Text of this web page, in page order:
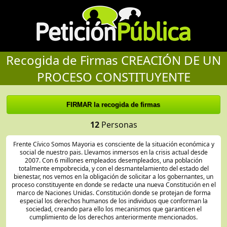
Recogida de Firmas CREACIÓN DE UN
PROCESO CONSTITUYENTE
12Personas
Frente Cívico Somos Mayoria es consciente de la situación económica y
social de nuestro pais. Llevamos inmersos en la crisis actual desde
2007. Con 6 millones empleados desempleados, una población
totalmente empobrecida, y con el desmantelamiento del estado del
bienestar, nos vemos en la obligación de solicitar a los gobernantes, un
proceso constituyente en donde se redacte una nueva Constitución en el
marco de Naciones Unidas. Constitución donde se protejan de forma
especial los derechos humanos de los individuos que conforman la
sociedad, creando para ello los mecanismos que garanticen el
cumplimiento de los derechos anteriormente mencionados.